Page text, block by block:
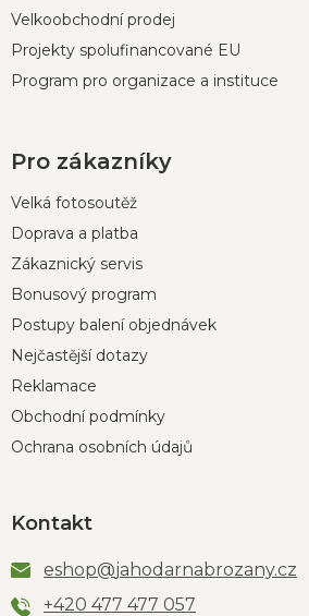
Velkoobchodní prodej
Projekty spolufinancované EU
Program pro organizace a instituce
Pro zákazníky
Velká fotosoutěž
Doprava a platba
Zákaznický servis
Bonusový program
Postupy balení objednávek
Nejčastější dotazy
Reklamace
Obchodní podmínky
Ochrana osobních údajů
Kontakt
eshop@jahodarnabrozany.cz
+420 477 477 057